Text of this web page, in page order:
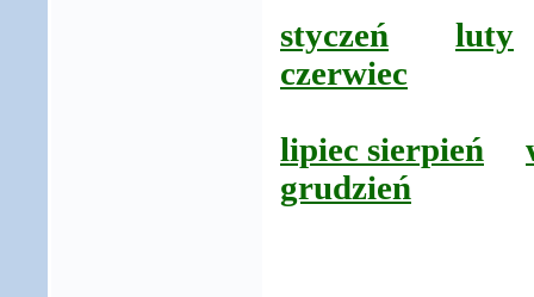
styczeń
luty
czerwiec
lipiec sierpień
grudzień